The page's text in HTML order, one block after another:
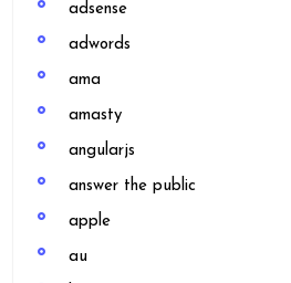
adsense
adwords
ama
amasty
angularjs
answer the public
apple
au